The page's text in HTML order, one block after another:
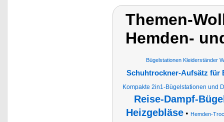
Themen-
Hemden-
Bügelstationen Kleiderständer
Schuhtrockner-Aufsätz für
Kompakte 2in1-Bügelstationen und
Reise-Dampf-
Heizgebläse • Hemden-